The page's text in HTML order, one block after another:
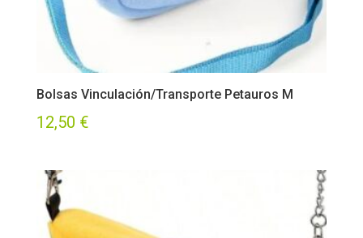
Bolsas Vinculación/Transporte Petauros M
12,50 €